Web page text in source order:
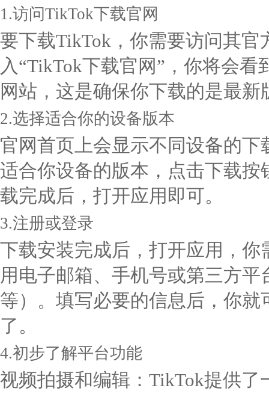
1.访问TikTok下载官网
要下载TikTok，你需要访问其
入“TikTok下载官网”，你将会
网站，这是确保你下载的是最
2.选择适合你的设备版本
官网首页上会显示不同设备的
适合你设备的版本，点击下载
载完成后，打开应用即可。
3.注册或登录
下载安装完成后，打开应用，
用电子邮箱、手机号或第三方平
等）。填写必要的信息后，你
了。
4.初步了解平台功能
视频拍摄和编辑：TikTok提供